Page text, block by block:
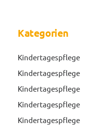
Kategorien
Kindertagespflege
Kindertagespflege
Kindertagespflege
Kindertagespflege
Kindertagespflege